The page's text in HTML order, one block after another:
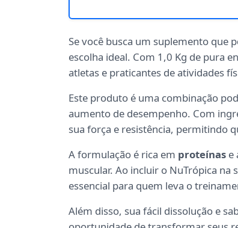
Se você busca um suplemento que
escolha ideal. Com 1,0 Kg de pura
atletas e praticantes de atividades
Este produto é uma combinação
aumento de desempenho. Com
sua força e resistência, permitindo
A formulação é rica em proteínas e
muscular. Ao incluir o NuTrópica
essencial para quem leva o
Além disso, sua fácil dissolução e